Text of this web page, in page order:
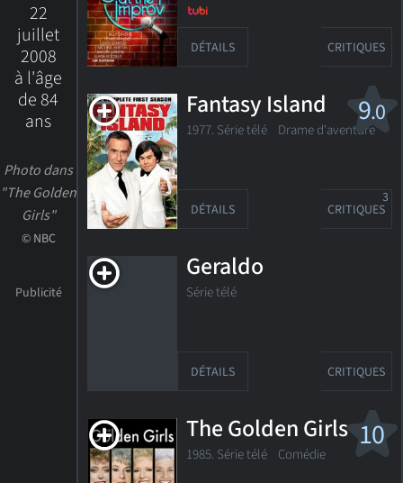
22
juillet
2008
à l'âge
de 84
ans
Photo dans
"The Golden
Girls"
© NBC
DÉTAILS CRITIQUES
9.0
Fantasy Island
1977. Série télé Drame d'aventure
DÉTAILS CRITIQUES
3
Geraldo
Série télé
DÉTAILS CRITIQUES
10
The Golden Girls
1985. Série télé Comédie